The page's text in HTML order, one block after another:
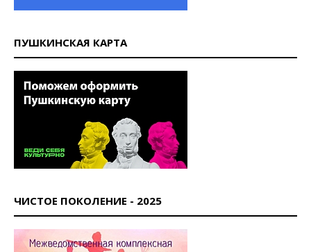
ПУШКИНСКАЯ КАРТА
ЧИСТОЕ ПОКОЛЕНИЕ - 2025